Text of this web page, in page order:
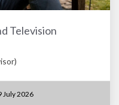
Television
July 2026